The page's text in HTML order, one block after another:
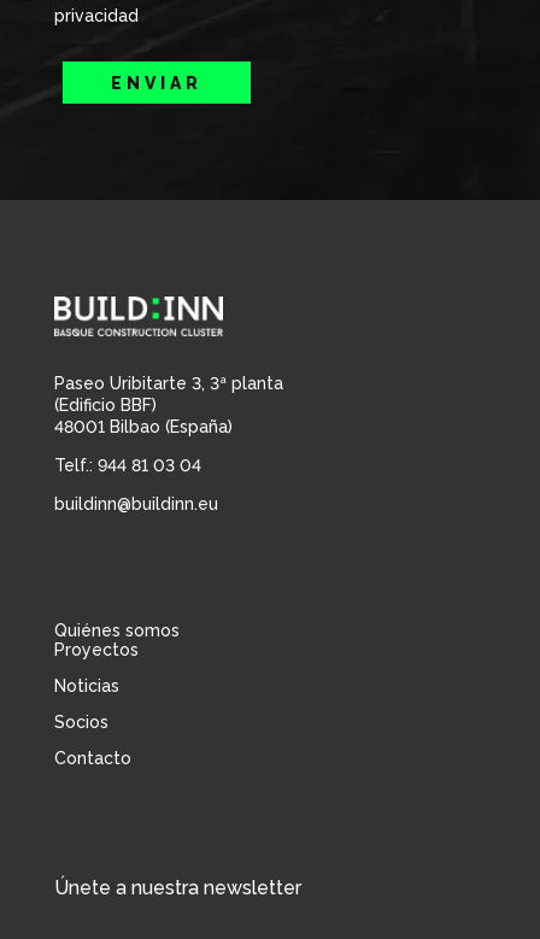
privacidad
ENVIAR
Paseo Uribitarte 3, 3ª planta
(Edificio BBF)
48001 Bilbao (España)
Telf.: 944 81 03 04
buildinn@buildinn.eu
Quiénes somos
Proyectos
Noticias
Socios
Contacto
Únete a nuestra newsletter